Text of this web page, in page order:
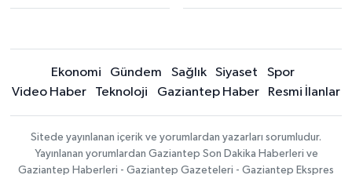
Ekonomi Gündem Sağlık Siyaset
Spor
Video Haber
Teknoloji Gaziantep Haber Resmi İlanlar
Sitede yayınlanan içerik ve yorumlardan yazarları sorumludur.
Yayınlanan yorumlardan Gaziantep Son Dakika Haberleri ve
Gaziantep Haberleri - Gaziantep Gazeteleri - Gaziantep Ekspres